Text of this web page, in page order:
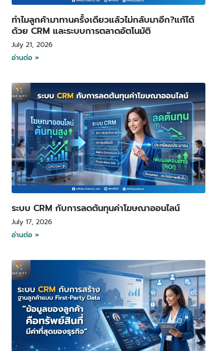
ทำไมลูกค้ามาทานครั้งเดียวแล้วไม่กลับมาอีก?แก้ได้
ด้วย CRM และระบบการตลาดอัตโนมัติ
July 21, 2026
อ่านต่อ »
ระบบ CRM กับการลดต้นทุนค่าโฆษณาออนไลน์
July 17, 2026
อ่านต่อ »